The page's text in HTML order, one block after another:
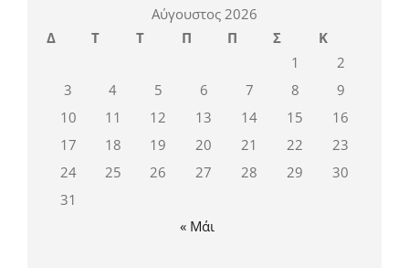
Αύγουστος 2026
Δ
Τ Τ Π Π Σ
Κ
1
2
3
4 5 6 7 8
9
10
11 12 13 14 15
16
17
18 19 20 21 22
23
24
25 26 27 28 29
30
31
« Μάι